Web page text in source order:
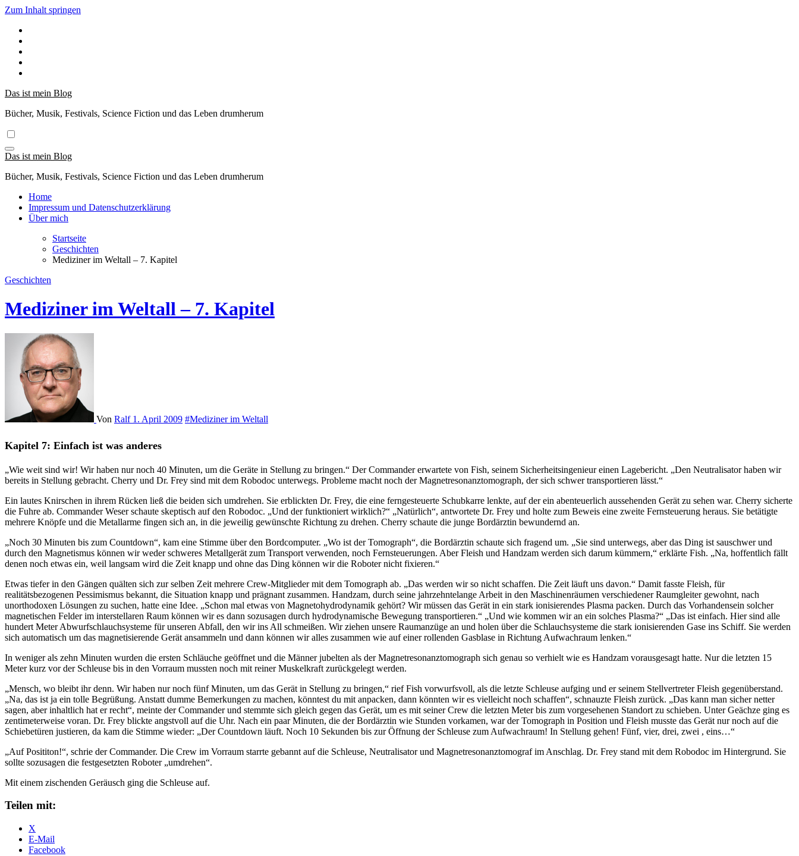
Zum Inhalt springen
Das ist mein Blog
Bücher, Musik, Festivals, Science Fiction und das Leben drumherum
Das ist mein Blog
Bücher, Musik, Festivals, Science Fiction und das Leben drumherum
Home
Impressum und Datenschutzerklärung
Über mich
Startseite
Geschichten
Mediziner im Weltall – 7. Kapitel
Geschichten
Mediziner im Weltall – 7. Kapitel
Von Ralf 1. April 2009 #Mediziner im Weltall
Kapitel 7: Einfach ist was anderes
„Wie weit sind wir! Wir haben nur noch 40 Minuten, um die Geräte in Stellung zu bringen.“ Der Commander erwartete von Fish, seinem Sicherheitsingenieur einen Lagebericht. „Den Neutralisator haben wir
bereits in Stellung gebracht. Cherry und Dr. Frey sind mit dem Robodoc unterwegs. Probleme macht noch der Magnetresonanz­tomograph, der sich schwer transportieren lässt.“
Ein lautes Knirschen in ihrem Rücken ließ die beiden sich umdrehen. Sie erblickten Dr. Frey, die eine ferngesteuerte Schubkarre lenkte, auf der ein abenteuerlich aussehenden Gerät zu sehen war. Cherry sicherte
die Fuhre ab. Commander Weser schaute skeptisch auf den Robodoc. „Und der funktioniert wirklich?“ „Natürlich“, antwortete Dr. Frey und holte zum Beweis eine zweite Fernsteuerung heraus. Sie betätigte
mehrere Knöpfe und die Metallarme fingen sich an, in die jeweilig gewünschte Richtung zu drehen. Cherry schaute die junge Bordärztin bewundernd an.
„Noch 30 Minuten bis zum Countdown“, kam eine Stimme über den Bordcomputer. „Wo ist der Tomograph“, die Bordärztin schaute sich fragend um. „Sie sind unterwegs, aber das Ding ist sauschwer und
durch den Magnetismus können wir weder schweres Metallgerät zum Transport verwenden, noch Fernsteuerungen. Aber Fleish und Handzam werden sich darum kümmern,“ erklärte Fish. „Na, hoffentlich fällt
denen noch etwas ein, weil langsam wird die Zeit knapp und ohne das Ding können wir die Roboter nicht fixieren.“
Etwas tiefer in den Gängen quälten sich zur selben Zeit mehrere Crew-Mitglieder mit dem Tomograph ab. „Das werden wir so nicht schaffen. Die Zeit läuft uns davon.“ Damit fasste Fleish, für
realitätsbezogenen Pessimismus bekannt, die Situation knapp und prägnant zusammen. Handzam, durch seine jahrzehntelange Arbeit in den Maschinenräumen verschiedener Raumgleiter gewohnt, nach
unorthodoxen Lösungen zu suchen, hatte eine Idee. „Schon mal etwas von Magnetohydrodynamik gehört? Wir müssen das Gerät in ein stark ionisierendes Plasma packen. Durch das Vorhandensein solcher
magnetischen Felder im interstellaren Raum können wir es dann sozusagen durch hydrodynamische Bewegung transportieren.“ „Und wie kommen wir an ein solches Plasma?“ „Das ist einfach. Hier sind alle
hundert Meter Abwurfschlauchsysteme für unseren Abfall, den wir ins All schmeißen. Wir ziehen unsere Raumanzüge an und holen über die Schlauchsysteme die stark ionisierenden Gase ins Schiff. Sie werden
sich automatisch um das magnetisierende Gerät ansammeln und dann können wir alles zusammen wie auf einer rollenden Gasblase in Richtung Aufwachraum lenken.“
In weniger als zehn Minuten wurden die ersten Schläuche geöffnet und die Männer jubelten als der Magnetresonanztomograph sich genau so verhielt wie es Handzam vorausgesagt hatte. Nur die letzten 15
Meter kurz vor der Schleuse bis in den Vorraum mussten noch mit reiner Muskelkraft zurückgelegt werden.
„Mensch, wo bleibt ihr denn. Wir haben nur noch fünf Minuten, um das Gerät in Stellung zu bringen,“ rief Fish vorwurfsvoll, als die letzte Schleuse aufging und er seinem Stellvertreter Fleish gegenüberstand.
„Na, das ist ja ein tolle Begrüßung. Anstatt dumme Bemerkungen zu machen, könntest du mit anpacken, dann könnten wir es vielleicht noch schaffen“, schnauzte Fleish zurück. „Das kann man sicher netter
sagen, aber inhaltlich hat er recht“, meinte der Commander und stemmte sich gleich gegen das Gerät, um es mit seiner Crew die letzten Meter bis zum vorgesehenen Standort zu schieben. Unter Geächze ging es
zentimeterweise voran. Dr. Frey blickte angstvoll auf die Uhr. Nach ein paar Minuten, die der Bordärztin wie Stunden vorkamen, war der Tomograph in Position und Fleish musste das Gerät nur noch auf die
Schiebetüren justieren, da kam die Stimme wieder: „Der Countdown läuft. Noch 10 Sekunden bis zur Öffnung der Schleuse zum Aufwachraum! In Stellung gehen! Fünf, vier, drei, zwei , eins…“
„Auf Posititon!“, schrie der Commander. Die Crew im Vorraum starrte gebannt auf die Schleuse, Neutralisator und Magnetresonanztomograf im Anschlag. Dr. Frey stand mit dem Robodoc im Hintergrund. Sie
sollte sozusagen die festgesetzten Roboter „umdrehen“.
Mit einem zischenden Geräusch ging die Schleuse auf.
Teilen mit:
X
E-Mail
Facebook